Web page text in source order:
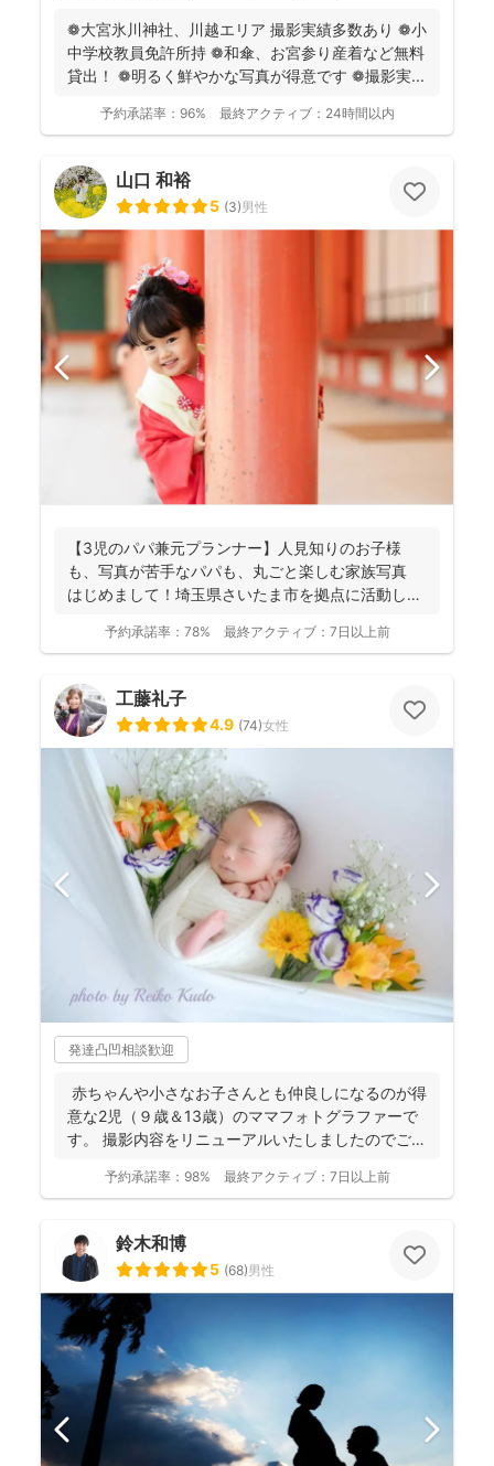
❁大宮氷川神社、川越エリア 撮影実績多数あり ❁小
中学校教員免許所持 ❁和傘、お宮参り産着など無料
貸出！ ❁明るく鮮やかな写真が得意です ❁撮影実...
予約承諾率： 96% 最終アクティブ： 24時間以内
山口 和裕
5 (3)男性
【3児のパパ兼元プランナー】人見知りのお子様
も、写真が苦手なパパも、丸ごと楽しむ家族写真
はじめまして！埼玉県さいたま市を拠点に活動して
予約承諾率： 78% 最終アクティブ： 7日以上前
工藤礼子
4.9 (74)女性
発達凸凹相談歓迎
赤ちゃんや小さなお子さんとも仲良しになるのが得
意な2児（９歳＆13歳）のママフォトグラファーで
す。 撮影内容をリニューアルいたしましたのでご案
予約承諾率： 98% 最終アクティブ： 7日以上前
鈴木和博
5 (68)男性